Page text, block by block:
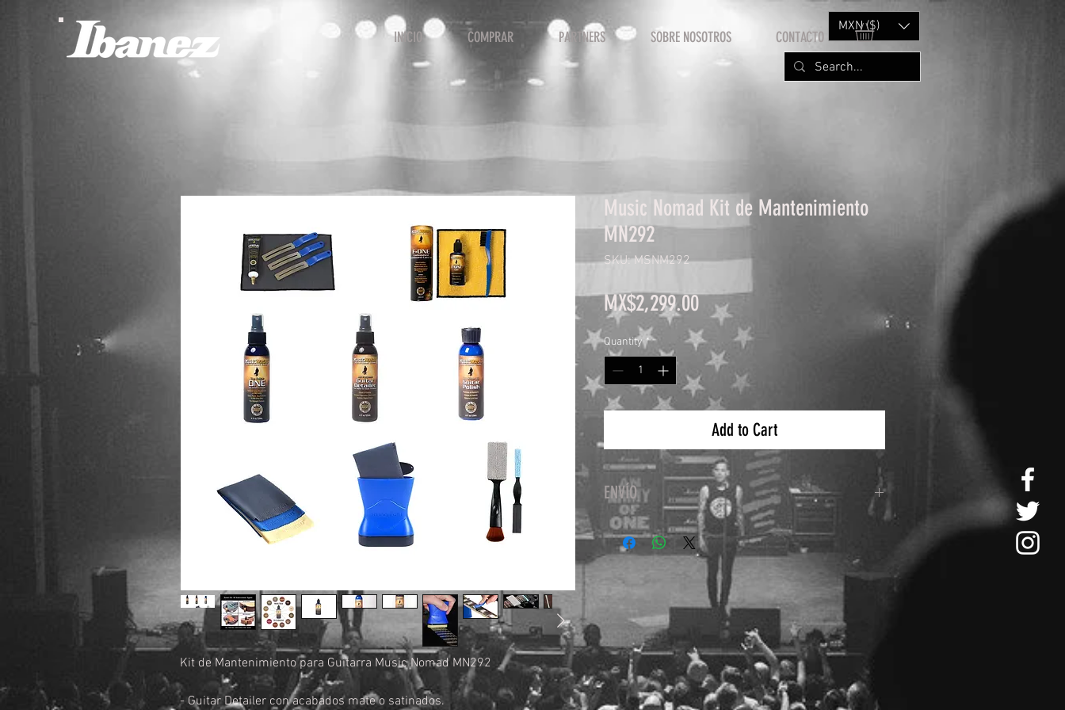
INICIO COMPRAR PARTNERS SOBRE NOSOTROS CONTACTO
MXN ($)
Kit de Mantenimiento para Guitarra Music Nomad MN292
- Guitar Detailer con acabados mate o satinados.
Music Nomad Kit de Mantenimiento
MN292
SKU: MSNM292
MX$2,299.00Price
Quantity *
Add to Cart
ENVÍO
Nuestro servicio de paquetería es por medio de
Estafeta y Fedex, sin costo adicional.